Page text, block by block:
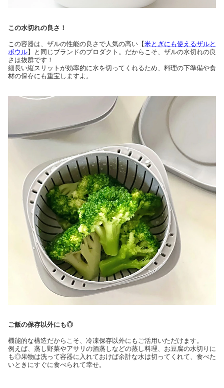
この水切れの良さ！
この容器は、ザルの性能の良さで人気の高い【米とぎにも使えるザルと
ボウル】と同じブランドのプロダクト。だからこそ、ザルの水切れの良
さは抜群です！
細長い縦スリットが効率的に水を切ってくれるため、料理の下準備や食
材の保存にも重宝しますよ。
ご飯の保存以外にも◎
機能的な構造だからこそ、冷凍保存以外にもご活用いただけます。
例えば、蒸し野菜やアサリの酒蒸しなどの蒸し料理、お豆腐の水切りに
も◎果物は洗って容器に入れておけば余計な水は切ってくれて、食べた
いときにすぐに食べられて幸せ。